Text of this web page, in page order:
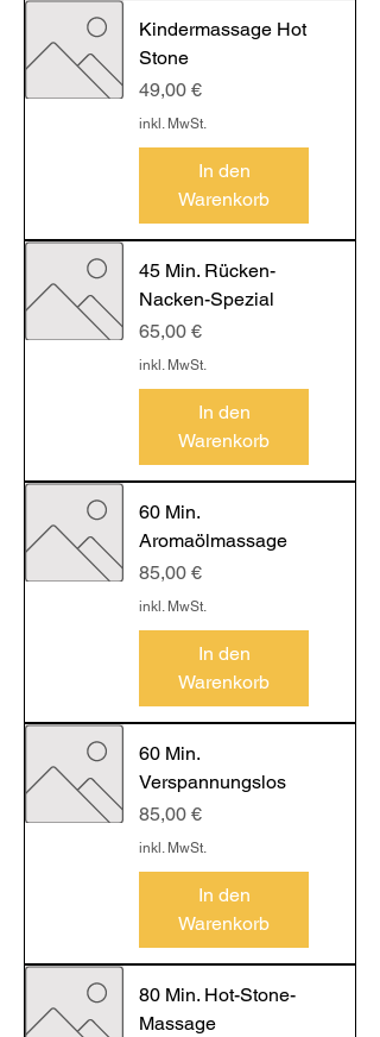
Kindermassage Hot
Stone
Preis
49,00 €
inkl. MwSt.
In den
Warenkorb
45 Min. Rücken-
Nacken-Spezial
Preis
65,00 €
inkl. MwSt.
In den
Warenkorb
60 Min.
Aromaölmassage
Preis
85,00 €
inkl. MwSt.
In den
Warenkorb
60 Min.
Verspannungslos
Preis
85,00 €
inkl. MwSt.
In den
Warenkorb
80 Min. Hot-Stone-
Massage